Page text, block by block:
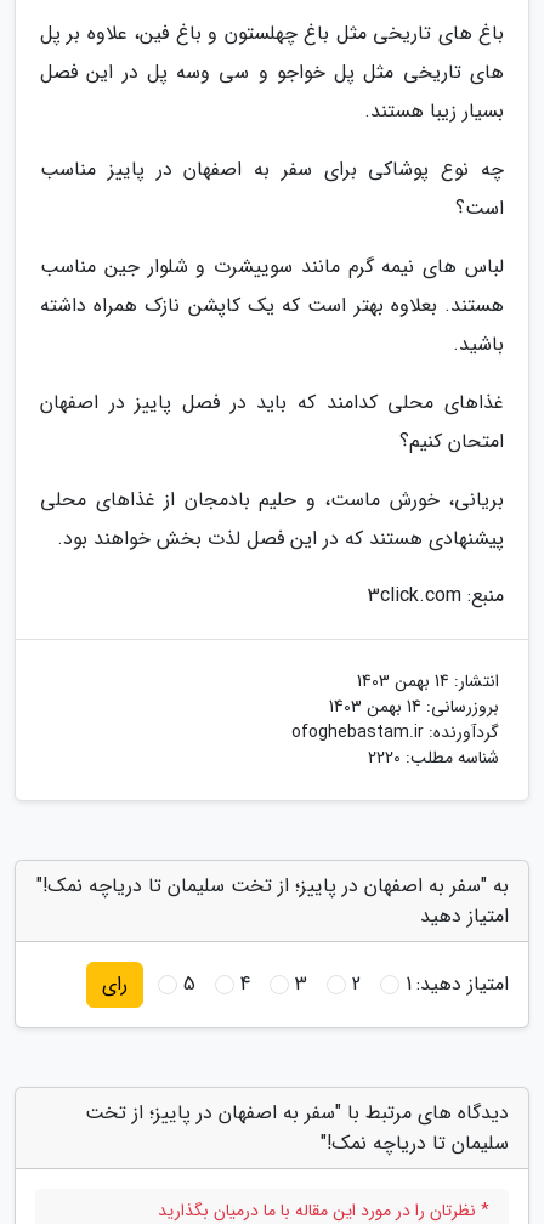
باغ های تاریخی مثل باغ چهلستون و باغ فین، علاوه بر پل
های تاریخی مثل پل خواجو و سی وسه پل در این فصل
بسیار زیبا هستند.
چه نوع پوشاکی برای سفر به اصفهان در پاییز مناسب
است؟
لباس های نیمه گرم مانند سوییشرت و شلوار جین مناسب
هستند. بعلاوه بهتر است که یک کاپشن نازک همراه داشته
باشید.
غذاهای محلی کدامند که باید در فصل پاییز در اصفهان
امتحان کنیم؟
بریانی، خورش ماست، و حلیم بادمجان از غذاهای محلی
پیشنهادی هستند که در این فصل لذت بخش خواهند بود.
منبع: 3click.com
انتشار: 14 بهمن 1403
بروزرسانی: 14 بهمن 1403
گردآورنده: ofoghebastam.ir
شناسه مطلب: 2220
به "سفر به اصفهان در پاییز؛ از تخت سلیمان تا دریاچه نمک!"
امتیاز دهید
امتیاز دهید:1
2
3
4
5 رای
دیدگاه های مرتبط با "سفر به اصفهان در پاییز؛ از تخت
سلیمان تا دریاچه نمک!"
* نظرتان را در مورد این مقاله با ما درمیان بگذارید